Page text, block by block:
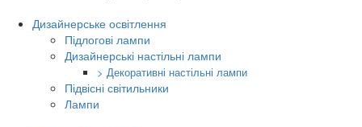
Дизайнерське освітлення
Підлогові лампи
Дизайнерські настільні лампи
> Декоративні настільні лампи
Підвісні світильники
Лампи